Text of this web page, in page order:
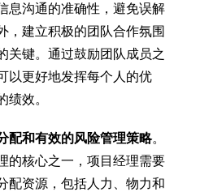
息沟通的准确性，避免误解
，建立积极的团队合作氛围
关键。通过鼓励团队成员之
以更好地发挥每个人的优
效。
配和有效的风险管理策略。
的核心之一，项目经理需要
配资源，包括人力、物力和